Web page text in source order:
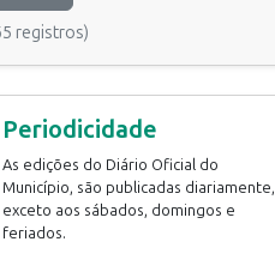
registros)
Periodicidade
As edições do Diário Oficial do
Município, são publicadas diariamente,
exceto aos sábados, domingos e
feriados.